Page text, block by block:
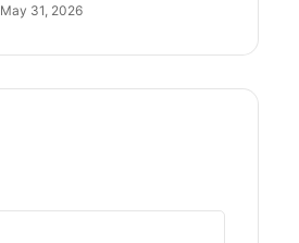
May 31, 2026